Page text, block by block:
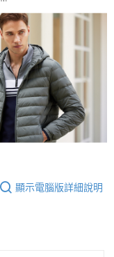
顯示電腦版詳細說明